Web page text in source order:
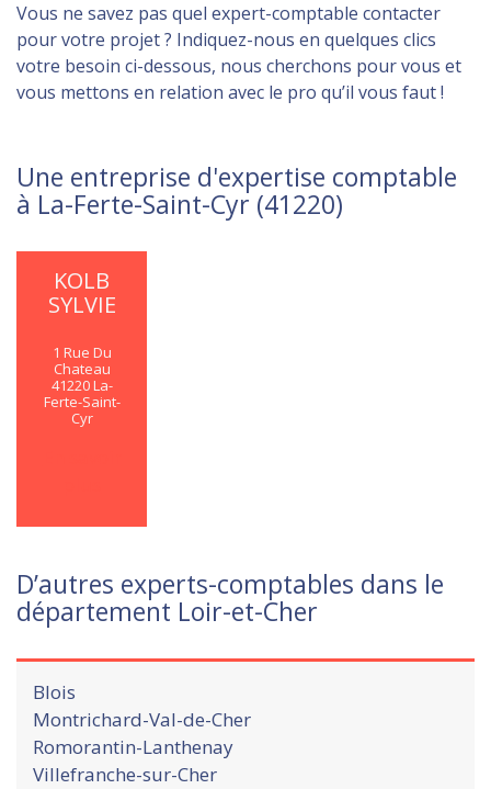
Vous ne savez pas quel expert-comptable contacter
pour votre projet ? Indiquez-nous en quelques clics
votre besoin ci-dessous, nous cherchons pour vous et
vous mettons en relation avec le pro qu’il vous faut !
Une entreprise d'expertise comptable
à La-Ferte-Saint-Cyr (41220)
KOLB
SYLVIE
1 Rue Du
Chateau
41220 La-
Ferte-Saint-
Cyr
D’autres experts-comptables dans le
département Loir-et-Cher
Blois
Montrichard-Val-de-Cher
Romorantin-Lanthenay
Villefranche-sur-Cher